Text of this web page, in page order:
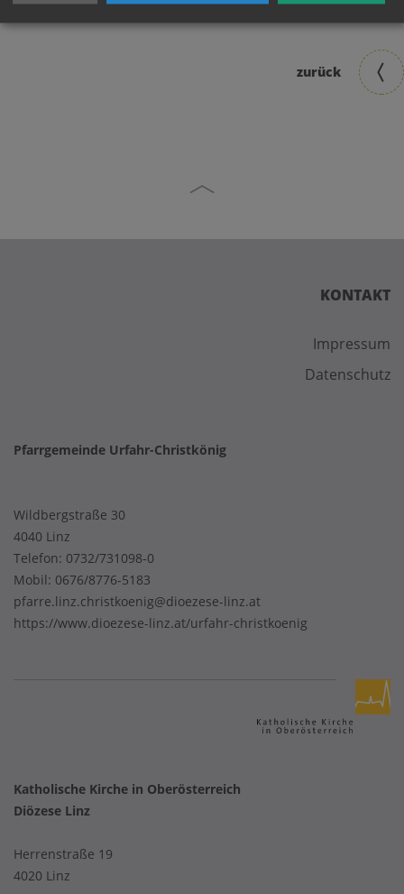
zurück
KONTAKT
Impressum
Datenschutz
Pfarrgemeinde Urfahr-Christkönig
Wildbergstraße 30
4040 Linz
Telefon: 0732/731098-0
Mobil: 0676/8776-5183
pfarre.linz.christkoenig@dioezese-linz.at
https://www.dioezese-linz.at/urfahr-christkoenig
Katholische Kirche in Oberösterreich
Diözese Linz
Herrenstraße 19
4020 Linz